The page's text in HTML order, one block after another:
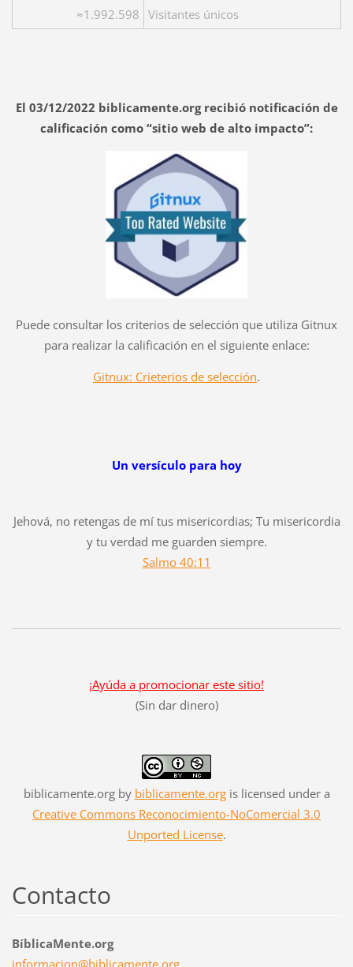
≈1.992.598 Visitantes únicos
El 03/12/2022 biblicamente.org recibió notificación de
calificación como “sitio web de alto impacto”:
Puede consultar los criterios de selección que utiliza Gitnux
para realizar la calificación en el siguiente enlace:
Gitnux: Crieterios de selección.
Un versículo para hoy
Jehová, no retengas de mí tus misericordias; Tu misericordia
y tu verdad me guarden siempre.
Salmo 40:11
¡Ayúda a promocionar este sitio!
(Sin dar dinero)
biblicamente.orgby biblicamente.orgis licensed under a
Creative Commons Reconocimiento-NoComercial 3.0
Unported License.
Contacto
BíblicaMente.org